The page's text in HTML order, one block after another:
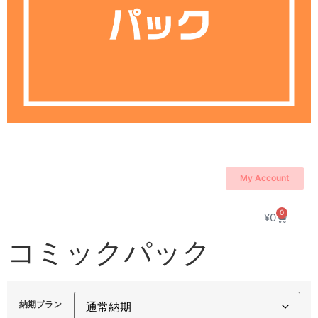
My Account
¥0 0
コミックパック
納期プラン